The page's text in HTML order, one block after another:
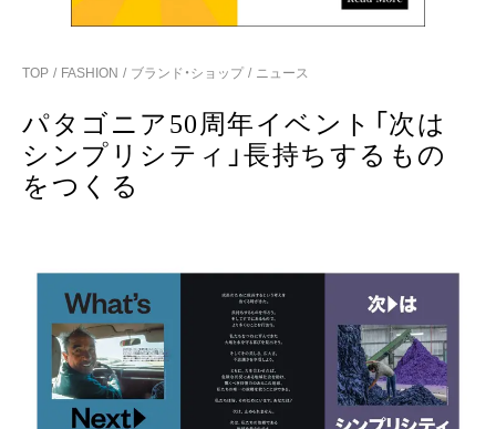
TOP FASHION ブランド・ショップ ニュース
パタゴニア50周年イベント「次は
シンプリシティ」長持ちするもの
をつくる